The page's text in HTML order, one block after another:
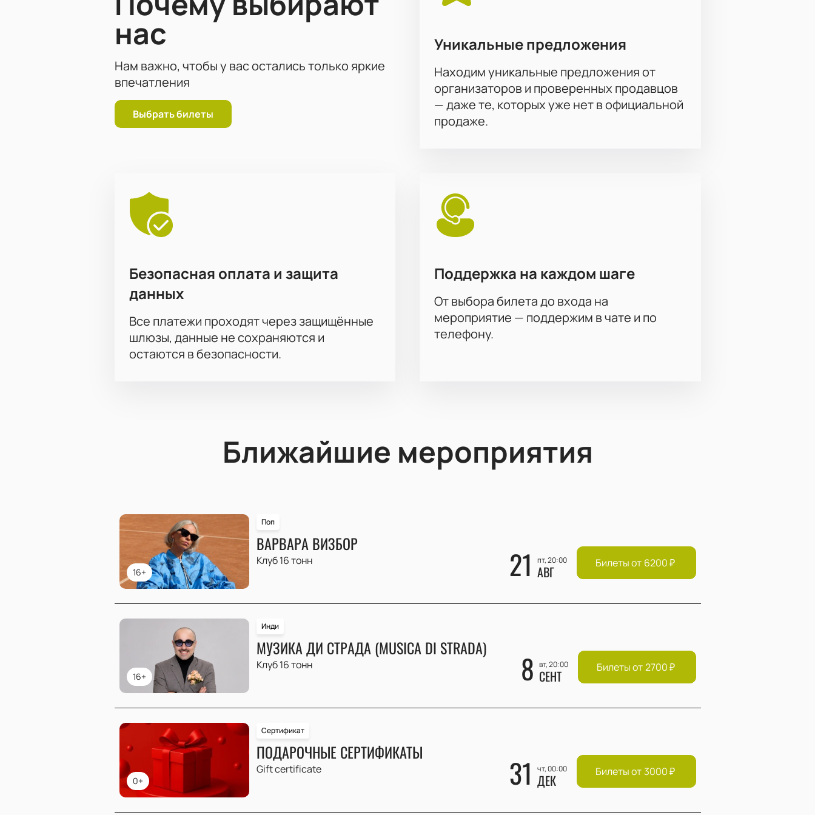
нас
Нам важно, чтобы у вас остались только яркие
впечатления
Выбрать билеты
Уникальные предложения
Находим уникальные предложения от
организаторов и проверенных продавцов
— даже те, которых уже нет в официальной
продаже.
Безопасная оплата и защита
данных
Все платежи проходят через защищённые
шлюзы, данные не сохраняются и
остаются в безопасности.
Поддержка на каждом шаге
От выбора билета до входа на
мероприятие — поддержим в чате и по
телефону.
Ближайшие мероприятия
16+
Поп
ВАРВАРА ВИЗБОР
Клуб 16 тонн 21 пт, 20:00
АВГ Билеты от 6200₽
16+
Инди
МУЗИКА ДИ СТРАДА (MUSICA DI STRADA)
Клуб 16 тонн 8 вт, 20:00
СЕНТ Билеты от 2700₽
0+
Сертификат
ПОДАРОЧНЫЕ СЕРТИФИКАТЫ
Gift certificate 31 чт, 00:00
ДЕК Билеты от 3000₽